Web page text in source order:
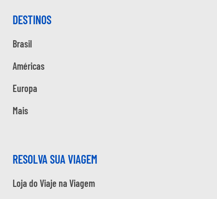
DESTINOS
Brasil
Américas
Europa
Mais
RESOLVA SUA VIAGEM
Loja do Viaje na Viagem